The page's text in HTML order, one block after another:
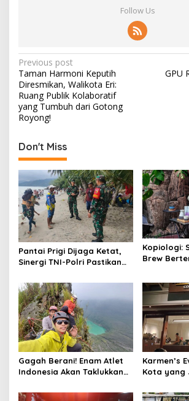
Follow Us
P
o
s
t
a
v
i
g
a
t
i
o
n
Previous post
Taman Harmoni Keputih
Diresmikan, Walikota Eri:
Ruang Publik Kolaboratif
yang Tumbuh dari Gotong
Royong!
GPU
Don't Miss
Pantai Prigi Dijaga Ketat,
Sinergi TNI-Polri Pastikan
Nyaman
Kopiologi:
Brew
Gagah Berani! Enam Atlet
Indonesia Akan Taklukkan
Paling Ekstrem di Dunia
Karmen’s
Kota yang